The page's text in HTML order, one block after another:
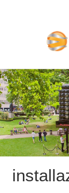
IL GRUPPO
CONTATTI